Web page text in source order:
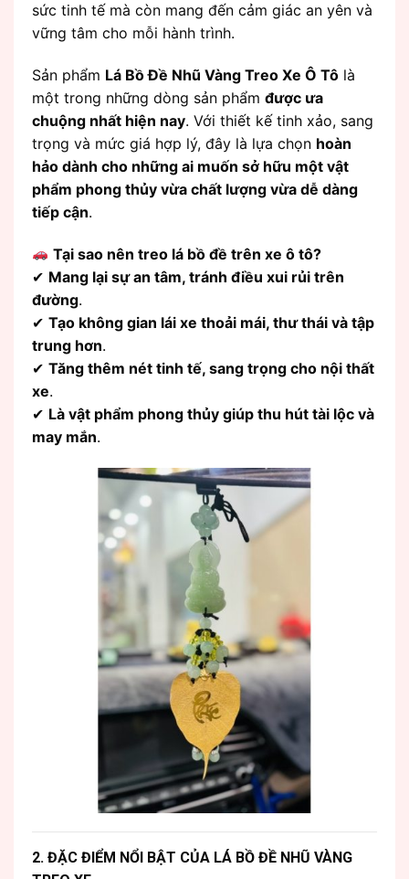
sức tinh tế mà còn mang đến cảm giác an yên và
vững tâm cho mỗi hành trình.
Sản phẩm Lá Bồ Đề Nhũ Vàng Treo Xe Ô Tô là
một trong những dòng sản phẩm được ưa
chuộng nhất hiện nay. Với thiết kế tinh xảo, sang
trọng và mức giá hợp lý, đây là lựa chọn hoàn
hảo dành cho những ai muốn sở hữu một vật
phẩm phong thủy vừa chất lượng vừa dễ dàng
tiếp cận.
Tại sao nên treo lá bồ đề trên xe ô tô?
✔ Mang lại sự an tâm, tránh điều xui rủi trên
đường.
✔ Tạo không gian lái xe thoải mái, thư thái và tập
trung hơn.
✔ Tăng thêm nét tinh tế, sang trọng cho nội thất
xe.
✔ Là vật phẩm phong thủy giúp thu hút tài lộc và
may mắn.
2. ĐẶC ĐIỂM NỔI BẬT CỦA LÁ BỒ ĐỀ NHŨ VÀNG